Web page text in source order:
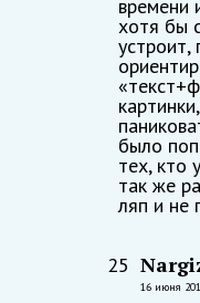
времени
хотя бы
устроит,
было
тех, кто
так же
ляп и не
25
16 июня